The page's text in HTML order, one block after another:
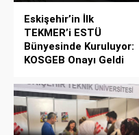
Eskişehir’in İlk
TEKMER’i ESTÜ
Bünyesinde Kuruluyor:
KOSGEB Onayı Geldi